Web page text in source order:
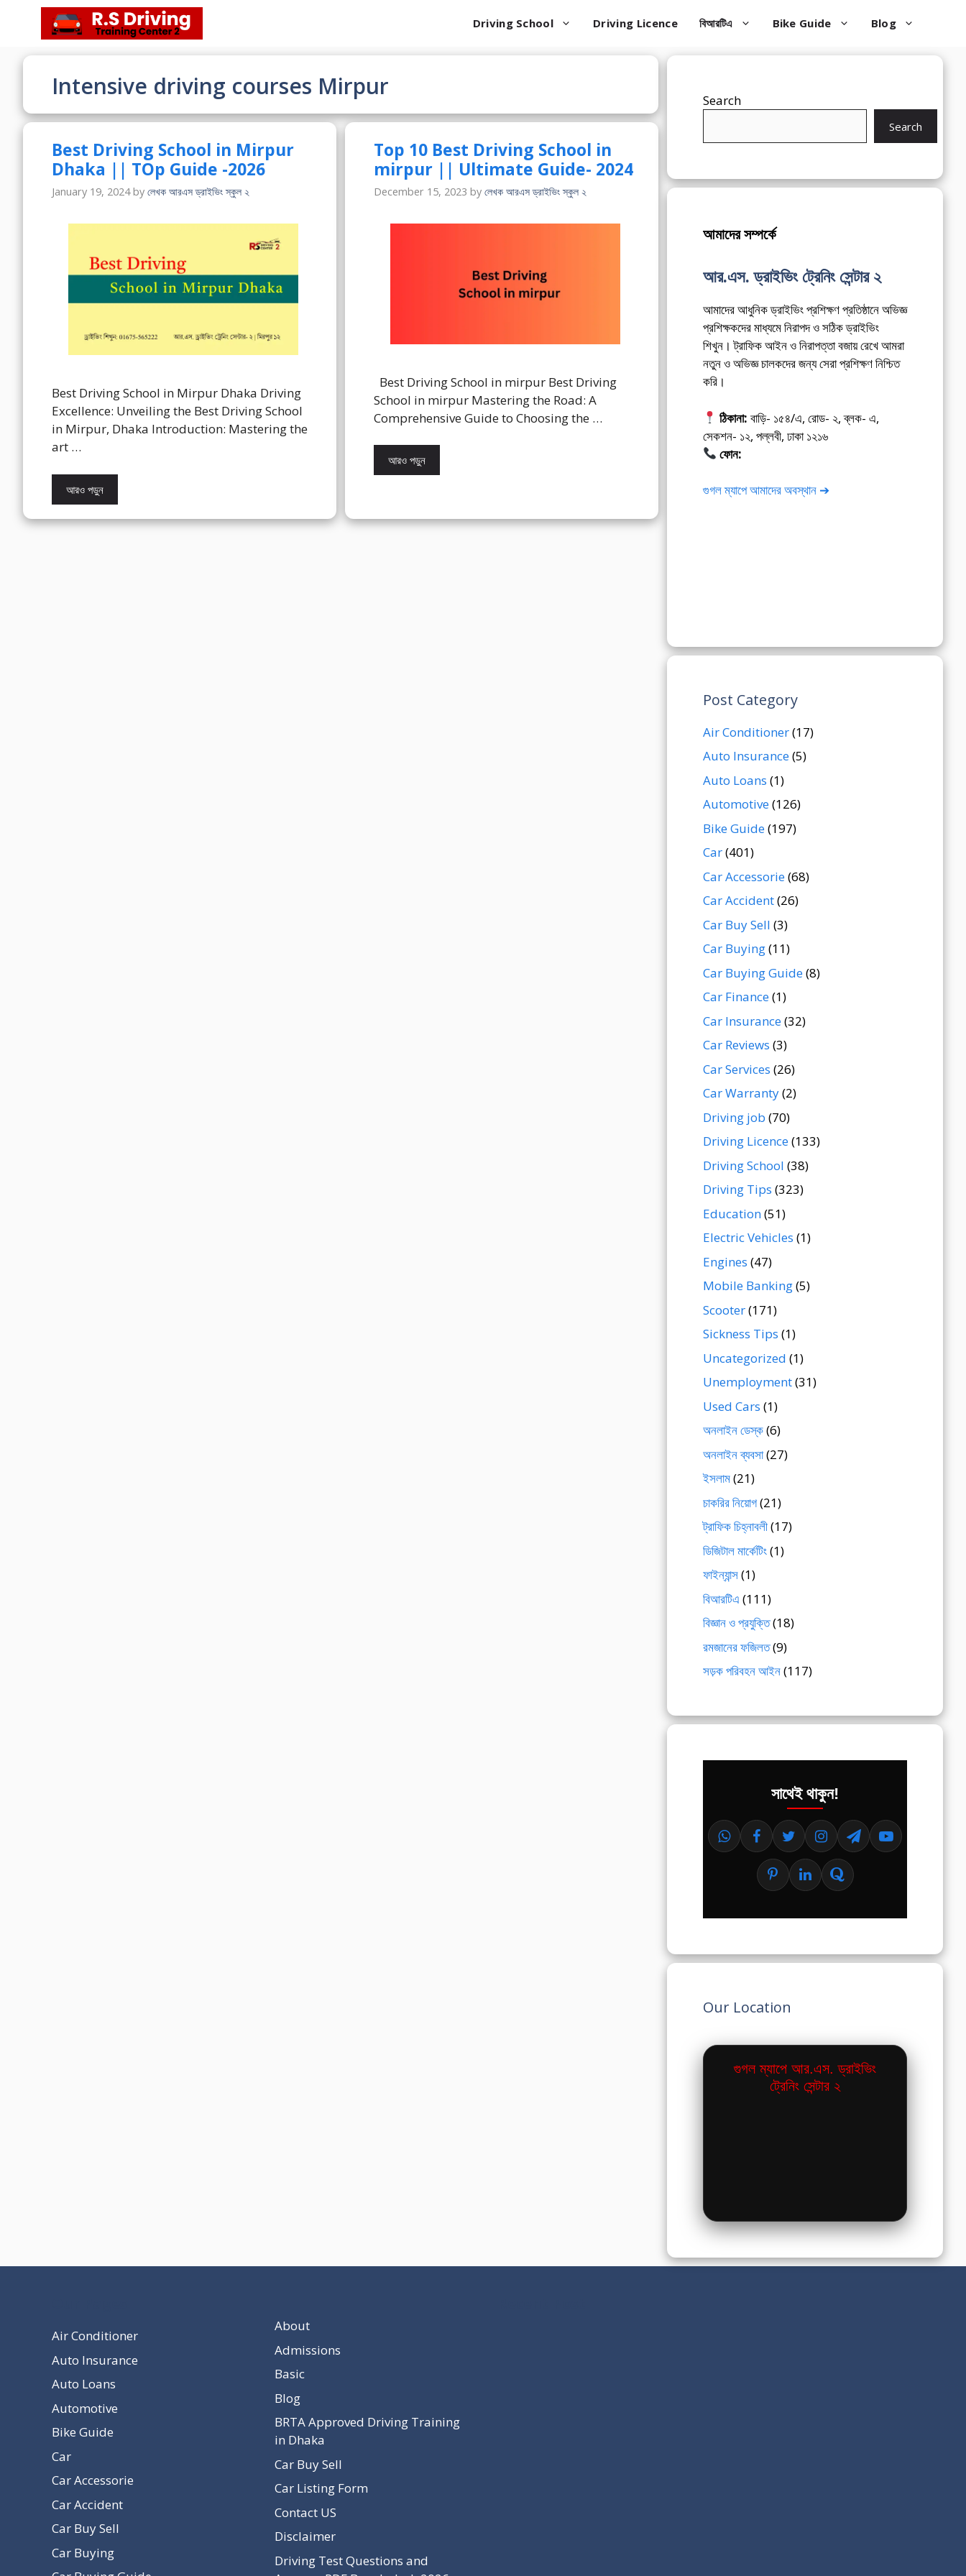
content
Driving School Driving Licence বিআরটিএ Bike Guide Blog
Intensive driving courses Mirpur
Best Driving School in Mirpur
Dhaka || TOp Guide -2026
January 19, 2024 by লেখক আরএস ড্রাইভিং স্কুল ২
Best Driving School in Mirpur Dhaka Driving
Excellence: Unveiling the Best Driving School
in Mirpur, Dhaka Introduction: Mastering the
art …
আরও পড়ুন
Top 10 Best Driving School in
mirpur || Ultimate Guide- 2024
December 15, 2023 by লেখক আরএস ড্রাইভিং স্কুল ২
Best Driving School in mirpur Best Driving
School in mirpur Mastering the Road: A
Comprehensive Guide to Choosing the …
আরও পড়ুন
Search
Search
আমাদের সম্পর্কে
আর.এস. ড্রাইভিং ট্রেনিং সেন্টার ২
আমাদের আধুনিক ড্রাইভিং প্রশিক্ষণ প্রতিষ্ঠানে অভিজ্ঞ
প্রশিক্ষকদের মাধ্যমে নিরাপদ ও সঠিক ড্রাইভিং
শিখুন। ট্রাফিক আইন ও নিরাপত্তা বজায় রেখে আমরা
নতুন ও অভিজ্ঞ চালকদের জন্য সেরা প্রশিক্ষণ নিশ্চিত
করি।
ঠিকানা: বাড়ি- ১৫৪/এ, রোড- ২, ব্লক- এ,
সেকশন- ১২, পল্লবী, ঢাকা ১২১৬
ফোন:
গুগল ম্যাপে আমাদের অবস্থান ➔
Post Category
Air Conditioner(17)
Auto Insurance(5)
Auto Loans (1)
Automotive(126)
Bike Guide(197)
Car(401)
Car Accessorie(68)
Car Accident(26)
Car Buy Sell (3)
Car Buying(11)
Car Buying Guide(8)
Car Finance(1)
Car Insurance(32)
Car Reviews (3)
Car Services (26)
Car Warranty(2)
Driving job (70)
Driving Licence(133)
Driving School (38)
Driving Tips (323)
Education(51)
Electric Vehicles (1)
Engines (47)
Mobile Banking(5)
Scooter(171)
Sickness Tips (1)
Uncategorized (1)
Unemployment(31)
Used Cars (1)
অনলাইন ডেস্ক(6)
অনলাইন ব্যবসা(27)
ইসলাম(21)
চাকরির নিয়োগ(21)
ট্রাফিক চিহ্নাবলী(17)
ডিজিটাল মার্কেটিং(1)
ফাইন্যান্স(1)
বিআরটিএ (111)
বিজ্ঞান ও প্রযুক্তি(18)
রমজানের ফজিলত(9)
সড়ক পরিবহন আইন(117)
সাথেই থাকুন!
Our Location
গুগল ম্যাপে আর.এস. ড্রাইভিং
ট্রেনিং সেন্টার ২
Air Conditioner
Auto Insurance
Auto Loans
Automotive
Bike Guide
Car
Car Accessorie
Car Accident
Car Buy Sell
Car Buying
About
Admissions
Basic
Blog
BRTA Approved Driving Training
in Dhaka
Car Buy Sell
Car Listing Form
Contact US
Disclaimer
Driving Test Questions and